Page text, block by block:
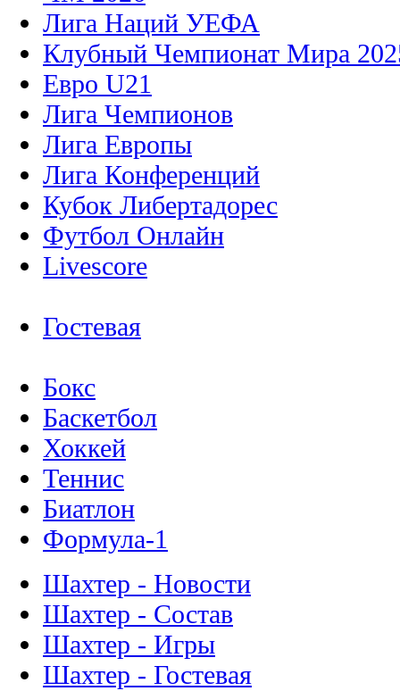
Лига Наций УЕФА
Клубный Чемпионат Мира
Евро U21
Лига Чемпионов
Лига Европы
Лига Конференций
Кубок Либертадорес
Футбол Онлайн
Livescore
Гостевая
Бокс
Баскетбол
Хоккей
Теннис
Биатлон
Формула-1
Шахтер - Новости
Шахтер - Состав
Шахтер - Игры
Шахтер - Гостевая